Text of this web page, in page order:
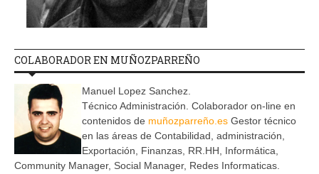
COLABORADOR EN MUÑOZPARREÑO
Manuel Lopez Sanchez.
Técnico Administración. Colaborador on-line en
contenidos de muñozparreño.es Gestor técnico
en las áreas de Contabilidad, administración,
Exportación, Finanzas, RR.HH, Informática,
Community Manager, Social Manager, Redes Informaticas.